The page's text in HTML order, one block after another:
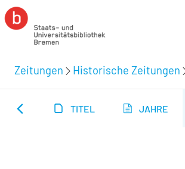
Zeitungen Historische Zeitungen
TITEL JAHRE